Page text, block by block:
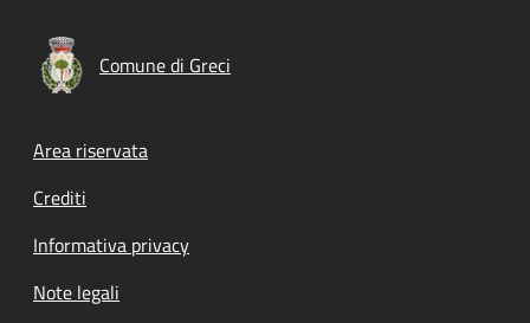
Comune di Greci
Footer menu
Area riservata
Crediti
Informativa privacy
Note legali